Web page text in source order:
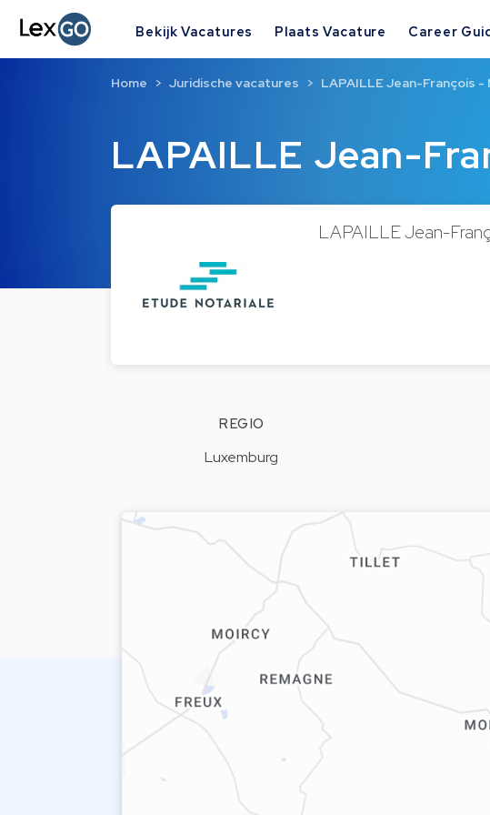
Bekijk Vacatures Plaats Vacature Career
LAPAILLE Jean-
Home Juridische vacatures LAPAILLE Jean-François -
LAPAILLE Jean-
REGIO
Luxemburg